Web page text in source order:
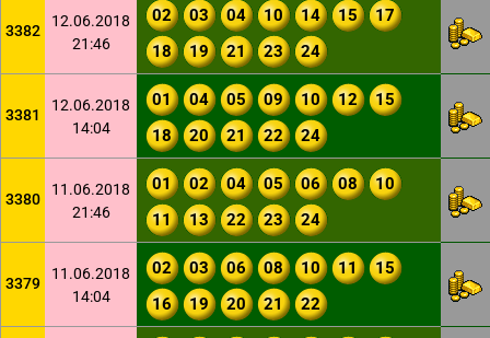
3382
12.06.2018
21:46
02 03 04 10 14 15
17
18
19 21 23 24
3381
12.06.2018
14:04
01 04 05 09 10 12
15
18
20 21 22 24
3380
11.06.2018
21:46
01 02 04 05 06 08
10
11
13 22 23 24
3379
11.06.2018
14:04
02 03 06 08 10 11
15
16
19 20 21 22